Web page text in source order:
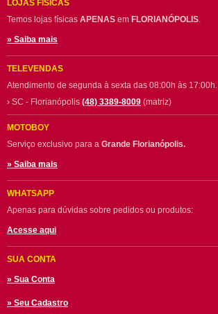
LOJAS FÍSICAS
Temos lojas físicas APENAS em FLORIANÓPOLIS.
» Saiba mais
TELEVENDAS
Atendimento de segunda à sexta das 08:00h às 17:00h.
› SC - Florianópolis (48) 3389-8009 (matriz)
MOTOBOY
Serviço exclusivo para a Grande Florianópolis.
» Saiba mais
WHATSAPP
Apenas para dúvidas sobre pedidos ou produtos:
Acesse aqui
SUA CONTA
» Sua Conta
» Seu Cadastro